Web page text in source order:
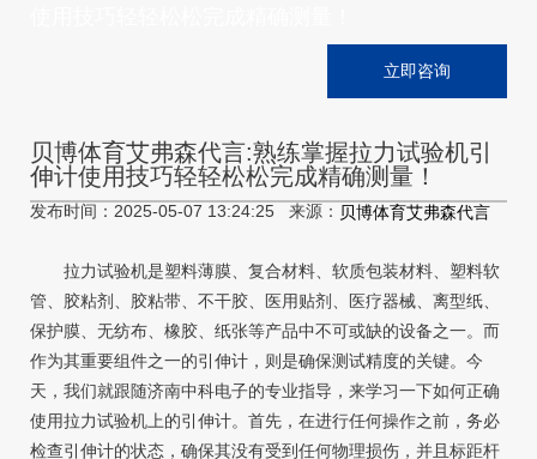
立即咨询
贝博体育艾弗森代言:熟练掌握拉力试验机引
伸计使用技巧轻轻松松完成精确测量！
发布时间：2025-05-07 13:24:25 来源： 贝博体育艾弗森代言
拉力试验机是塑料薄膜、复合材料、软质包装材料、塑料软
管、胶粘剂、胶粘带、不干胶、医用贴剂、医疗器械、离型纸、
保护膜、无纺布、橡胶、纸张等产品中不可或缺的设备之一。而
作为其重要组件之一的引伸计，则是确保测试精度的关键。今
天，我们就跟随济南中科电子的专业指导，来学习一下如何正确
使用拉力试验机上的引伸计。首先，在进行任何操作之前，务必
检查引伸计的状态，确保其没有受到任何物理损伤，并且标距杆